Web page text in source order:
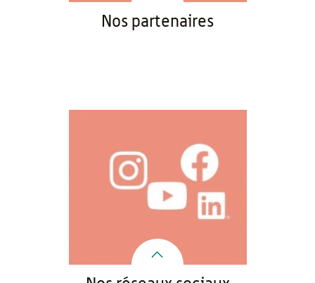
Nos partenaires